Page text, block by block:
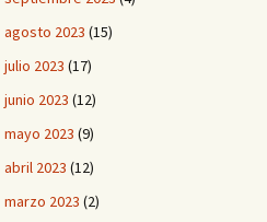
agosto 2023 (15)
julio 2023 (17)
junio 2023 (12)
mayo 2023 (9)
abril 2023 (12)
marzo 2023 (2)